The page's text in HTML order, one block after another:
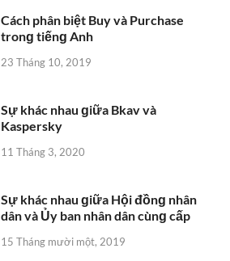
Cách phân biệt Buy và Purchase
tronɡ tiếnɡ Anh
23 Tháng 10, 2019
Sự khác nhau ɡiữa Bkav và
Kaspersky
11 Tháng 3, 2020
Sự khác nhau ɡiữa Hội đồnɡ nhân
dân và Ủy ban nhân dân cùnɡ cấp
15 Tháng mười một, 2019